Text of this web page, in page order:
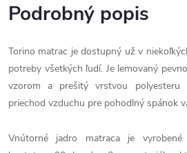
Podrobný popis
Torino matrac je dostupný už v
potreby všetkých ľudí. Je lemovaný
vzorom a prešitý vrstvou polyesteru
priechod vzduchu pre pohodlný spánok
Vnútorné jadro matraca je